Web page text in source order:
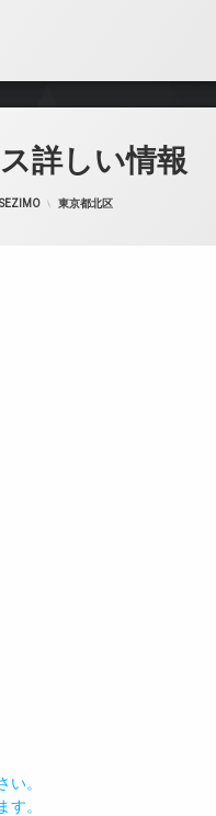
詳しい情報
SEZIMO カテゴリー:
東京都北区
い。
す。